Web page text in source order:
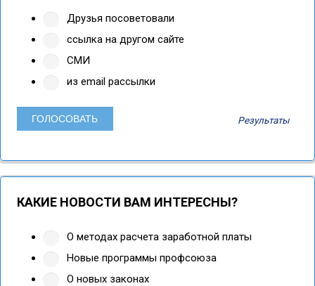
Друзья посоветовали
ссылка на другом сайте
СМИ
из email рассылки
Результаты
КАКИЕ НОВОСТИ ВАМ ИНТЕРЕСНЫ?
О методах расчета заработной платы
Новые программы профсоюза
О новых законах